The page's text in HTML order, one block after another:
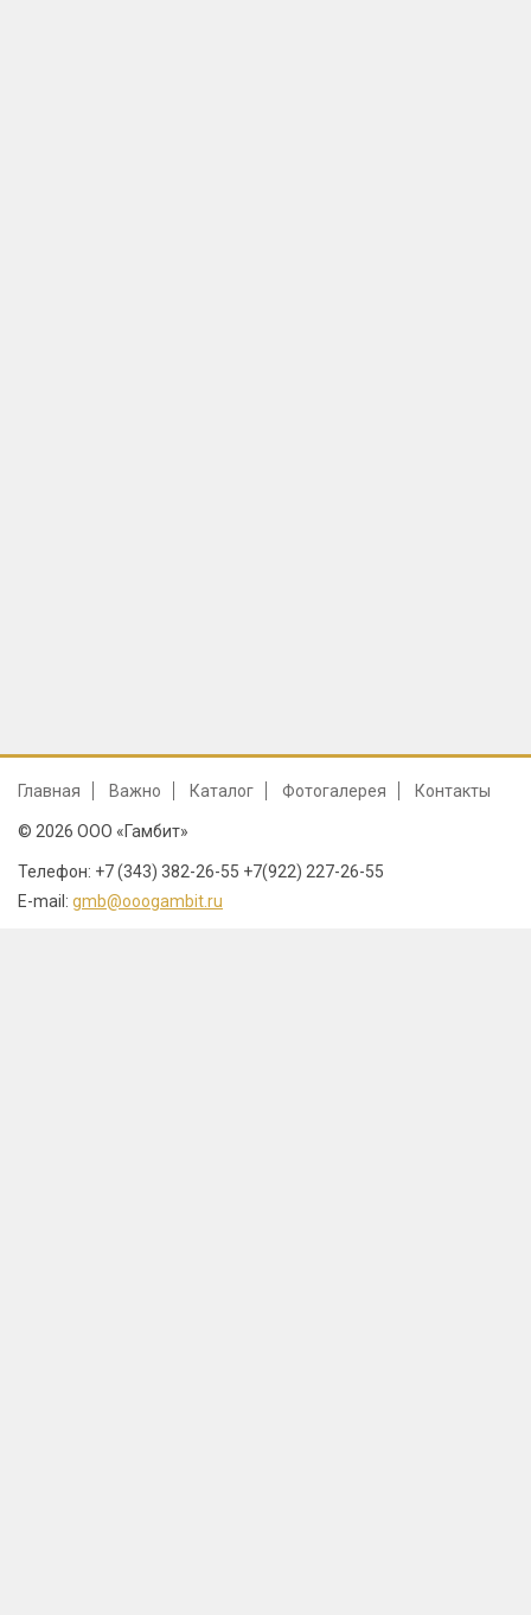
Главная Важно Каталог Фотогалерея Контакты
© 2026 ООО «Гамбит»
Телефон: +7 (343) 382-26-55 +7(922) 227-26-55
E-mail: gmb@ooogambit.ru